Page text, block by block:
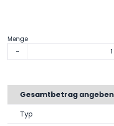
Menge
-
Gesamtbetrag angeben
Typ